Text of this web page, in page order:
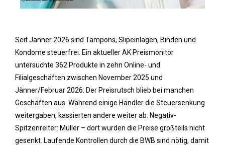
Seit Jänner 2026 sind Tampons, Slipeinlagen, Binden und
Kondome steuerfrei. Ein aktueller AK Preismonitor
untersuchte 362 Produkte in zehn Online- und
Filialgeschäften zwischen November 2025 und
Jänner/Februar 2026: Der Preisrutsch blieb bei manchen
Geschäften aus. Während einige Händler die Steuersenkung
weitergaben, kassierten andere weiter ab. Negativ-
Spitzenreiter: Müller – dort wurden die Preise großteils nicht
gesenkt. Laufende Kontrollen durch die BWB sind nötig, damit